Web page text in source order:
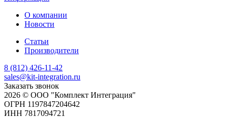
О компании
Новости
Статьи
Производители
8 (812) 426-11-42
sales@kit-integration.ru
Заказать звонок
2026 © ООО "Комплект Интеграция"
ОГРН 1197847204642
ИНН 7817094721